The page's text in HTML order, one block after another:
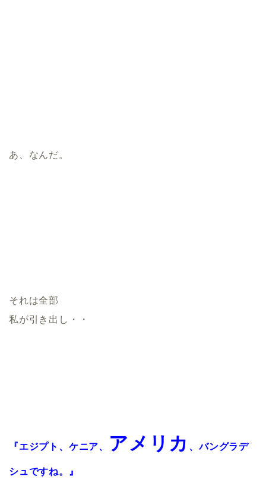
あ、なんだ。
それは全部
私が引き出し・・
『エジプト、ケニア、 アメリカ 、バングラデ
シュですね。』